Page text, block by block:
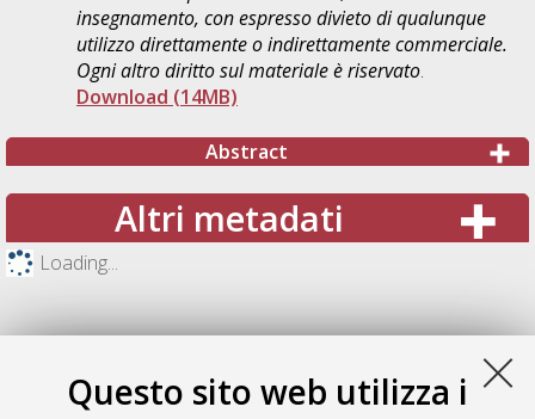
Questo sito web utilizza i
insegnamento, con espresso divieto di qualunque
utilizzo direttamente o indirettamente commerciale.
Ogni altro diritto sul materiale è riservato.
Download (14MB)
Abstract
Altri metadati
Loading...